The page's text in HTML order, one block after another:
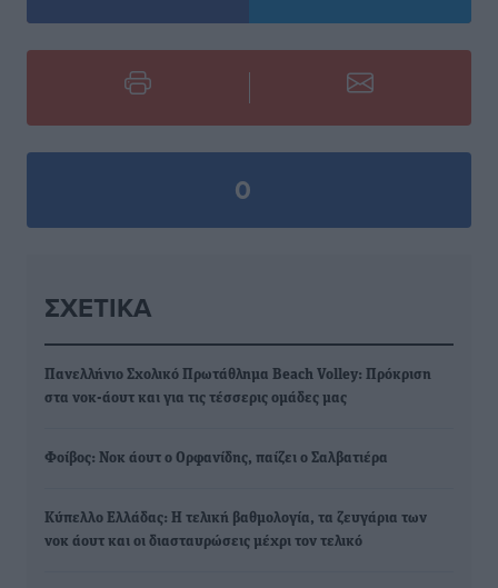
0
ΣΧΕΤΙΚΆ
Πανελλήνιο Σχολικό Πρωτάθλημα Beach Volley: Πρόκριση
στα νοκ-άουτ και για τις τέσσερις ομάδες μας
Φοίβος: Νοκ άουτ ο Ορφανίδης, παίζει ο Σαλβατιέρα
Κύπελλο Ελλάδας: Η τελική βαθμολογία, τα ζευγάρια των
νοκ άουτ και οι διασταυρώσεις μέχρι τον τελικό